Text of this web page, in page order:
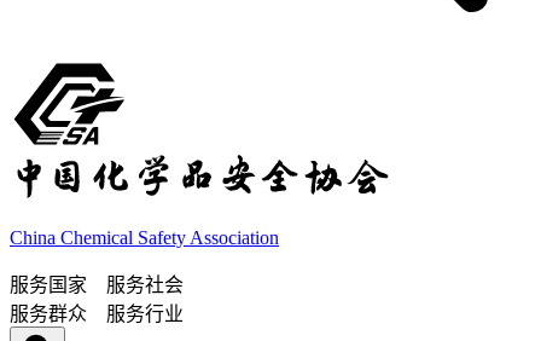
China Chemical Safety Association
服务国家 服务社会
服务群众 服务行业